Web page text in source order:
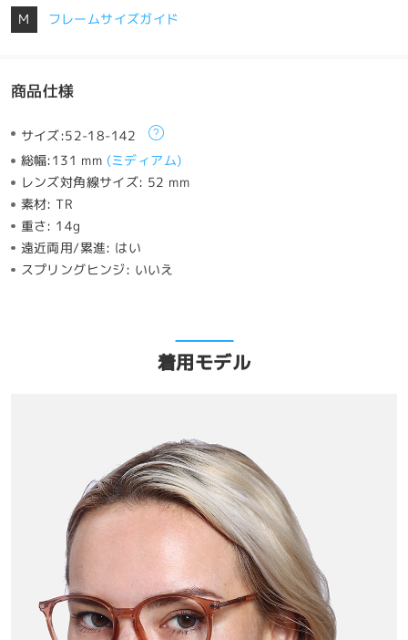
M フレームサイズガイド
商品仕様
サイズ:52-18-142
総幅:131 mm (ミディアム)
レンズ対角線サイズ: 52 mm
素材:TR
重さ: 14g
遠近両用/累進: はい
スプリングヒンジ: いいえ
着用モデル